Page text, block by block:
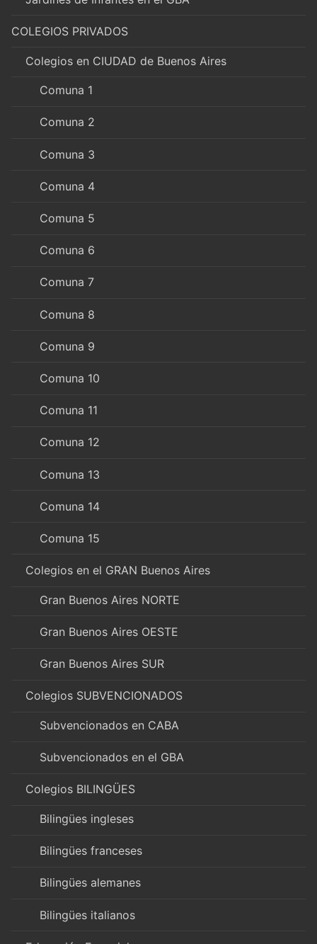
COLEGIOS PRIVADOS
Colegios en CIUDAD de Buenos Aires
Comuna 1
Comuna 2
Comuna 3
Comuna 4
Comuna 5
Comuna 6
Comuna 7
Comuna 8
Comuna 9
Comuna 10
Comuna 11
Comuna 12
Comuna 13
Comuna 14
Comuna 15
Colegios en el GRAN Buenos Aires
Gran Buenos Aires NORTE
Gran Buenos Aires OESTE
Gran Buenos Aires SUR
Colegios SUBVENCIONADOS
Subvencionados en CABA
Subvencionados en el GBA
Colegios BILINGÜES
Bilingües ingleses
Bilingües franceses
Bilingües alemanes
Bilingües italianos